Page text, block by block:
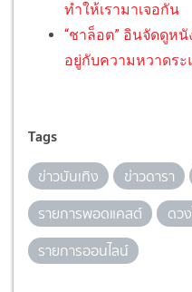
ทำให้เรามาเจอกัน
“ชาล็อต” อินจัดดูหนั
อยู่กับความหวาดระ
Tags
ข่าวบันเทิง ข่าวดารา
รายการพอดแคสต์
ดว
รายการออนไลน์